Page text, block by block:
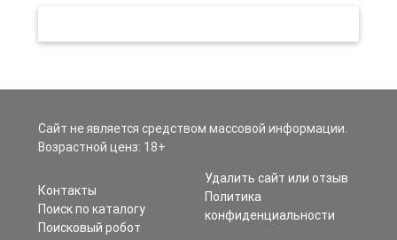
Сайт не является средством массовой информации.
Возрастной ценз: 18+
Контакты
Поиск по каталогу
Поисковый робот
Удалить сайт или отзыв
Политика
конфиденциальности